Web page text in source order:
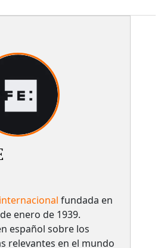
fundada en
enero de 1939.
español sobre los
relevantes en el mundo